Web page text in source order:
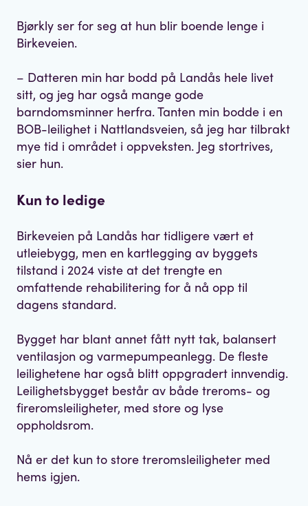
Bjørkly ser for seg at hun blir boende lenge i
Birkeveien.
– Datteren min har bodd på Landås hele livet
sitt, og jeg har også mange gode
barndomsminner herfra. Tanten min bodde i en
BOB-leilighet i Nattlandsveien, så jeg har tilbrakt
mye tid i området i oppveksten. Jeg stortrives,
sier hun.
Kun to ledige
Birkeveien på Landås har tidligere vært et
utleiebygg, men en kartlegging av byggets
tilstand i 2024 viste at det trengte en
omfattende rehabilitering for å nå opp til
dagens standard.
Bygget har blant annet fått nytt tak, balansert
ventilasjon og varmepumpeanlegg. De fleste
leilighetene har også blitt oppgradert innvendig.
Leilighetsbygget består av både treroms- og
fireromsleiligheter, med store og lyse
oppholdsrom.
Nå er det kun to store treromsleiligheter med
hems igjen.